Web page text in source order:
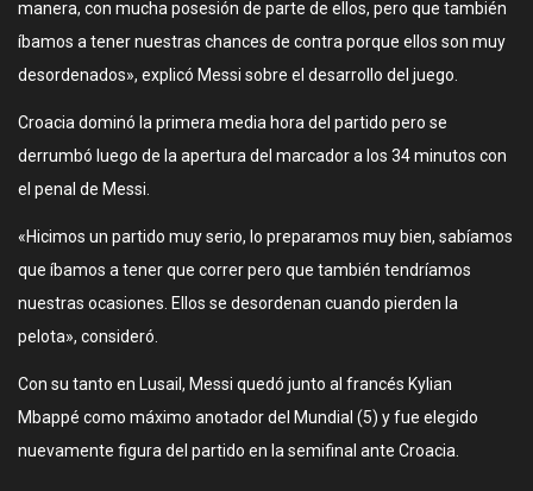
manera, con mucha posesión de parte de ellos, pero que también
íbamos a tener nuestras chances de contra porque ellos son muy
desordenados», explicó Messi sobre el desarrollo del juego.
Croacia dominó la primera media hora del partido pero se
derrumbó luego de la apertura del marcador a los 34 minutos con
el penal de Messi.
«Hicimos un partido muy serio, lo preparamos muy bien, sabíamos
que íbamos a tener que correr pero que también tendríamos
nuestras ocasiones. Ellos se desordenan cuando pierden la
pelota», consideró.
Con su tanto en Lusail, Messi quedó junto al francés Kylian
Mbappé como máximo anotador del Mundial (5) y fue elegido
nuevamente figura del partido en la semifinal ante Croacia.